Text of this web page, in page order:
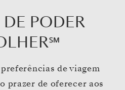
PODER
de viagem
prazer de oferecer aos